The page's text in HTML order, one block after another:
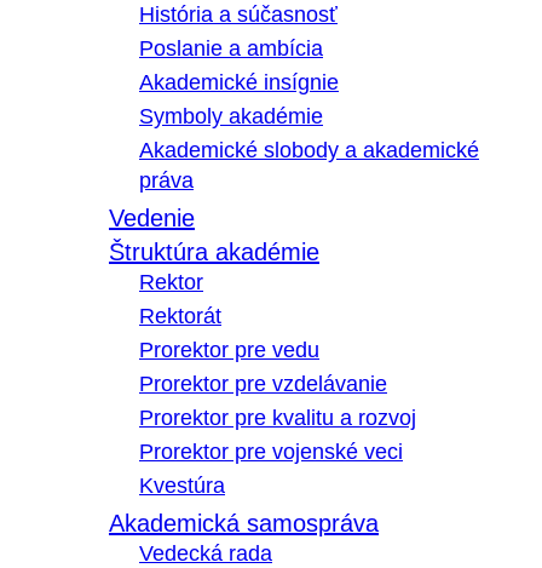
História a súčasnosť
Poslanie a ambícia
Akademické insígnie
Symboly akadémie
Akademické slobody a akademické
práva
Vedenie
Štruktúra akadémie
Rektor
Rektorát
Prorektor pre vedu
Prorektor pre vzdelávanie
Prorektor pre kvalitu a rozvoj
Prorektor pre vojenské veci
Kvestúra
Akademická samospráva
Vedecká rada